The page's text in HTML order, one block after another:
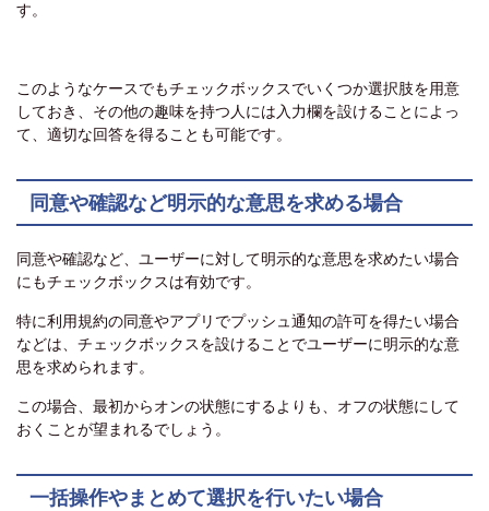
す。
このようなケースでもチェックボックスでいくつか選択肢を用意
しておき、その他の趣味を持つ人には入力欄を設けることによっ
て、適切な回答を得ることも可能です。
同意や確認など明示的な意思を求める場合
同意や確認など、ユーザーに対して明示的な意思を求めたい場合
にもチェックボックスは有効です。
特に利用規約の同意やアプリでプッシュ通知の許可を得たい場合
などは、チェックボックスを設けることでユーザーに明示的な意
思を求められます。
この場合、最初からオンの状態にするよりも、オフの状態にして
おくことが望まれるでしょう。
一括操作やまとめて選択を行いたい場合